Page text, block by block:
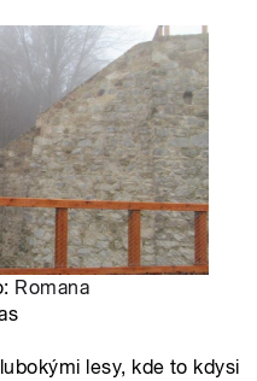
Romana
lesy, kde to kdysi